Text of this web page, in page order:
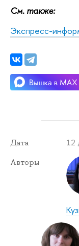
См. также:
Экспресс-
Дата 12
Авторы